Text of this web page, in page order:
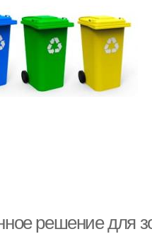
решение для